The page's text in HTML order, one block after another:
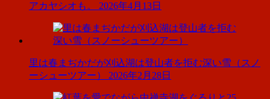
アカヤシオも。
2026年4月13日
里は春まぢかだが刈込湖は登山者を拒む深い雪（スノ
ーシューツアー）
2026年2月28日